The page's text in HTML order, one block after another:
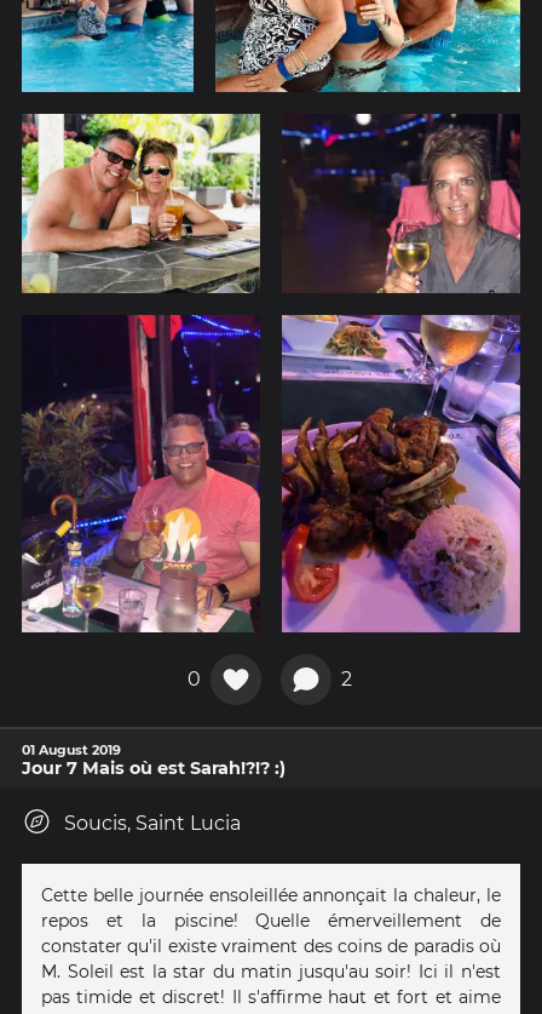
0 2
01 August 2019
Jour 7 Mais où est Sarah!?!? :)
Soucis, Saint Lucia
Cette belle journée ensoleillée annonçait la chaleur, le
repos et la piscine! Quelle émerveillement de
constater qu'il existe vraiment des coins de paradis où
M. Soleil est la star du matin jusqu'au soir! Ici il n'est
pas timide et discret! Il s'affirme haut et fort et aime